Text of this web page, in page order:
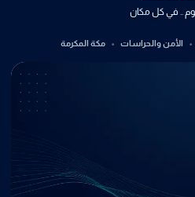
.. في كل مكان
الأمن والحراسات مكة المكرمة